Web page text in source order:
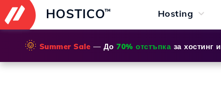
HOSTICO™ Hosting
🌞 Summer Sale — До 70% отстъпказа хостинг